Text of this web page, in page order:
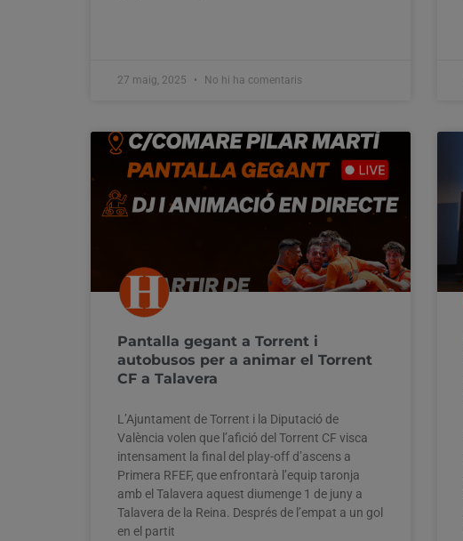
27 maig, 2025 No hi ha comentaris
Pantalla gegant a Torrent i
autobusos per a animar el Torrent
CF a Talavera
L’Ajuntament de Torrent i la Diputació de
València volen que l’afició del Torrent CF visca
intensament la final del play-off d’ascens a
Primera RFEF, que enfrontarà l’equip taronja
amb el Talavera aquest diumenge 1 de juny a
Talavera de la Reina. Després de l’empat a un gol
en el partit